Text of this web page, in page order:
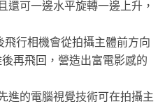
還可一邊水平旋轉一邊上升，
行相機會從拍攝主體前方向
再飛回，營造出富電影感的
進的電腦視覺技術可在拍攝主